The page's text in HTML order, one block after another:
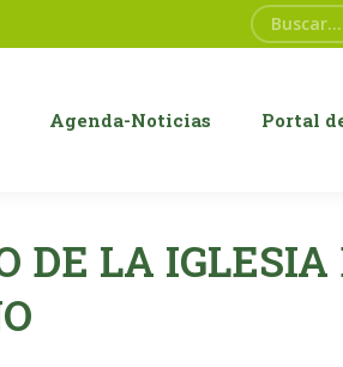
Buscar:
Agenda-Noticias Portal
DE LA IGLESIA